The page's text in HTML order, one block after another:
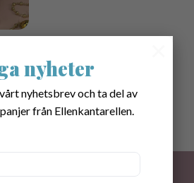
nyheter
nyhetsbrev och ta del av
från Ellenkantarellen.